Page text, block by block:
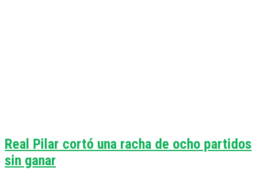
Real Pilar cortó una racha de ocho partidos
sin ganar